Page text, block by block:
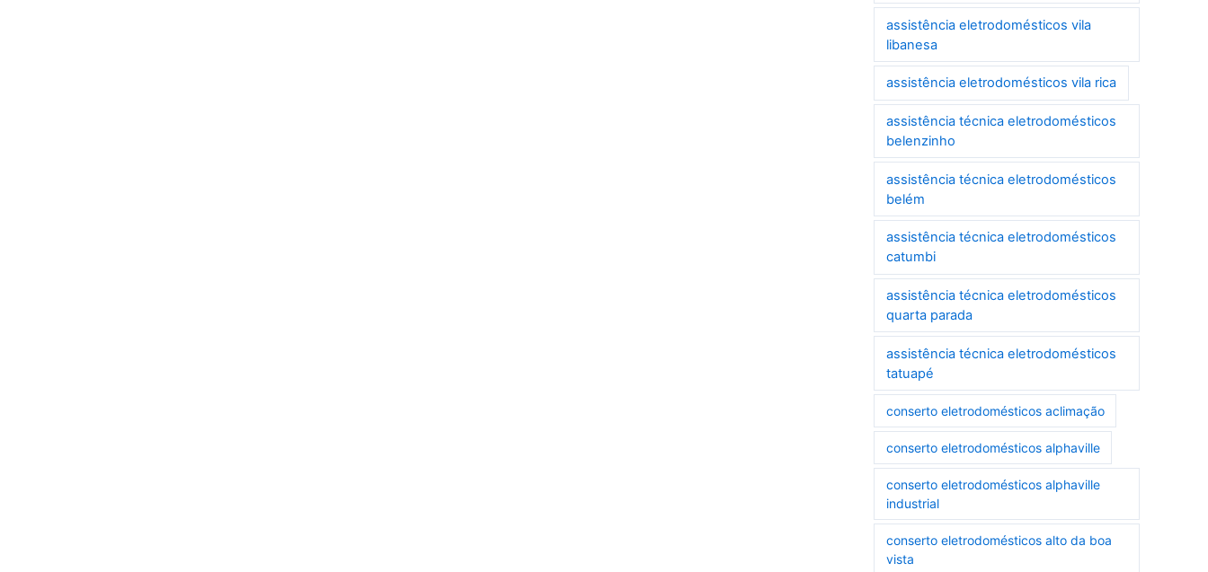
assistência eletrodomésticos vila
libanesa
assistência eletrodomésticos vila rica
assistência técnica eletrodomésticos
belenzinho
assistência técnica eletrodomésticos
belém
assistência técnica eletrodomésticos
catumbi
assistência técnica eletrodomésticos
quarta parada
assistência técnica eletrodomésticos
tatuapé
conserto eletrodomésticos aclimação
conserto eletrodomésticos alphaville
conserto eletrodomésticos alphaville
industrial
conserto eletrodomésticos alto da boa
vista